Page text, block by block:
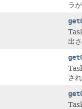
ラ
出
さ